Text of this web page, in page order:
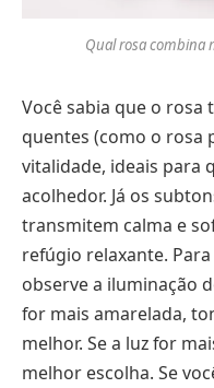
Qual rosa combina
Você sabia que o rosa
quentes (como o rosa
vitalidade, ideais para
acolhedor. Já os
transmitem calma e
refúgio relaxante.
observe a iluminação
for mais amarelada,
melhor. Se a luz for
melhor escolha. Se